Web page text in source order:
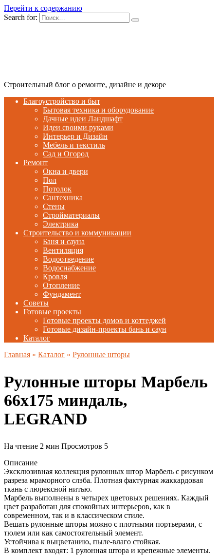
Перейти к содержанию
Search for:
Строительный блог о ремонте, дизайне и декоре
Благоустройство и быт
Бытовая техника и оборудование
Дачные идеи Ландшафт
Идеи своими руками
Интерьер и Дизайн
Мебель и текстиль
Сад и Огород
Ремонт
Окна и двери
Пол
Потолок
Сантехника
Стены
Стройматериалы
Электрика
Строительство и коммуникации
Баня и сауна
Вентиляция
Водоотведение
Водоснабжение
Кровля
Отопление
Фундамент
Советы
Готовые проекты
Готовые проекты домов и коттеджей
Готовые дизайн-проекты бань и саун
Каталог
Главная » Каталог » Рулонные шторы
Рулонные шторы Марбель
66х175 миндаль,
LEGRAND
На чтение 2 мин Просмотров 5
Описание
Эксклюзивная коллекция рулонных штор Марбель с рисунком
разреза мраморного слэба. Плотная фактурная жаккардовая
ткань с люрексной нитью.
Марбель выполнены в четырех цветовых решениях. Каждый
цвет разработан для спокойных интерьеров, как в
современном, так и в классическом стиле.
Вешать рулонные шторы можно с плотными портьерами, с
тюлем или как самостоятельный элемент.
Устойчива к выцветанию, пыле-влаго стойкая.
В комплект входят: 1 рулонная штора и крепежные элементы.